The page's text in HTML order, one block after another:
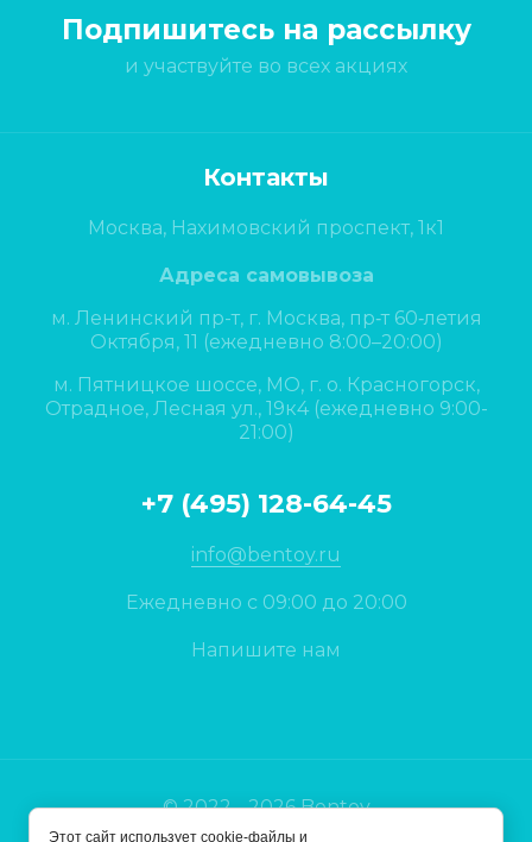
Подпишитесь на рассылку
и участвуйте во всех акциях
Контакты
Москва, Нахимовский проспект, 1к1
Адреса самовывоза
м. Ленинский пр-т, г. Москва, пр‑т 60‑летия
Октября, 11 (ежедневно 8:00–20:00)
м. Пятницкое шоссе, МО, г. о. Красногорск,
Отрадное, Лесная ул., 19к4 (ежедневно 9:00-
21:00)
+7 (495) 128-64-45
info@bentoy.ru
Ежедневно с 09:00 до 20:00
Напишите нам
© 2022 - 2026 Bentoy
Этот сайт использует cookie-файлы и